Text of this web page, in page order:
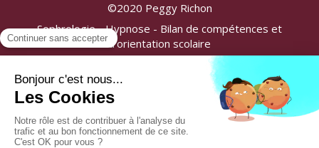
©2020 Peggy Richon
Sophrologie - Hypnose - Bilan de compétences et
d'orientation scolaire